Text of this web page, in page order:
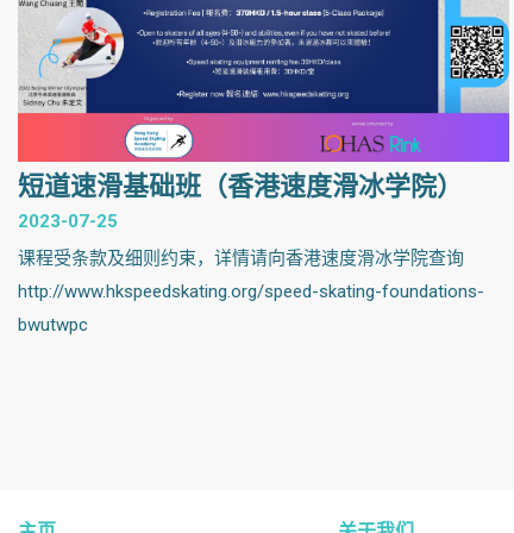
短道速滑基础班（香港速度滑冰学院）
2023-07-25
课程受条款及细则约束，详情请向香港速度滑冰学院查询
http://www.hkspeedskating.org/speed-skating-foundations-
bwutwpc